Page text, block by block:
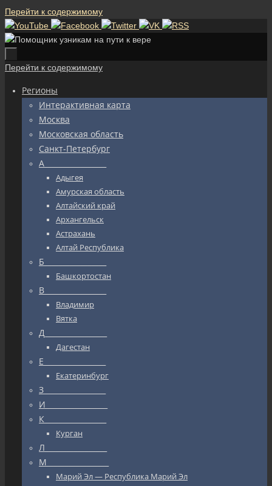
Перейти к содержимому
Перейти к содержимому
Регионы
Интерактивная карта
Москва
Московская область
Санкт-Петербург
А_________________
Адыгея
Амурская область
Алтайский край
Архангельск
Астрахань
Алтай Республика
Б_________________
Башкортостан
В_________________
Владимир
Вятка
Д_________________
Дагестан
Е_________________
Екатеринбург
З_________________
И_________________
К_________________
Курган
Л_________________
М_________________
Марий Эл — Республика Марий Эл